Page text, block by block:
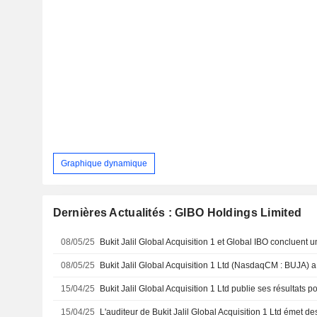
Graphique dynamique
Dernières Actualités : GIBO Holdings Limited
08/05/25 Bukit Jalil Global Acquisition 1 et Global IBO concluent
08/05/25
15/04/25
15/04/25